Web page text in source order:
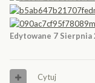
Edytowane 7 Sierpnia
Cytuj